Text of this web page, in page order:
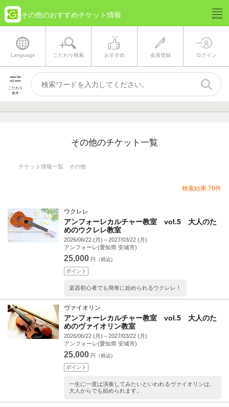
その他のおすすめチケット情報
Language こだわり検索 おすすめ 会員登録 ログイン
こだわり
条件
その他のチケット一覧
チケット情報一覧 その他
検索結果:70件
ウクレレ
アンフォーレカルチャー教室 vol.5 大人のた
めのウクレレ教室
2026/06/22 (月)～2027/03/22 (月)
アンフォーレ(愛知県 安城市)
25,000 円（税込)
ポイント
楽器初心者でも簡単に始められるウクレレ！
ヴァイオリン
アンフォーレカルチャー教室 vol.5 大人のた
めのヴァイオリン教室
2026/06/22 (月)～2027/03/22 (月)
アンフォーレ(愛知県 安城市)
25,000 円（税込)
ポイント
一生に一度は演奏してみたいといわれるヴァイオリンは、
大人からでも始められます。